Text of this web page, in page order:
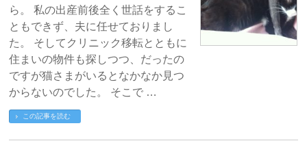
ら。 私の出産前後全く世話をするこ
ともできず、夫に任せておりまし
た。 そしてクリニック移転とともに
住まいの物件も探しつつ、だったの
ですが猫さまがいるとなかなか見つ
からないのでした。 そこで …
この記事を読む